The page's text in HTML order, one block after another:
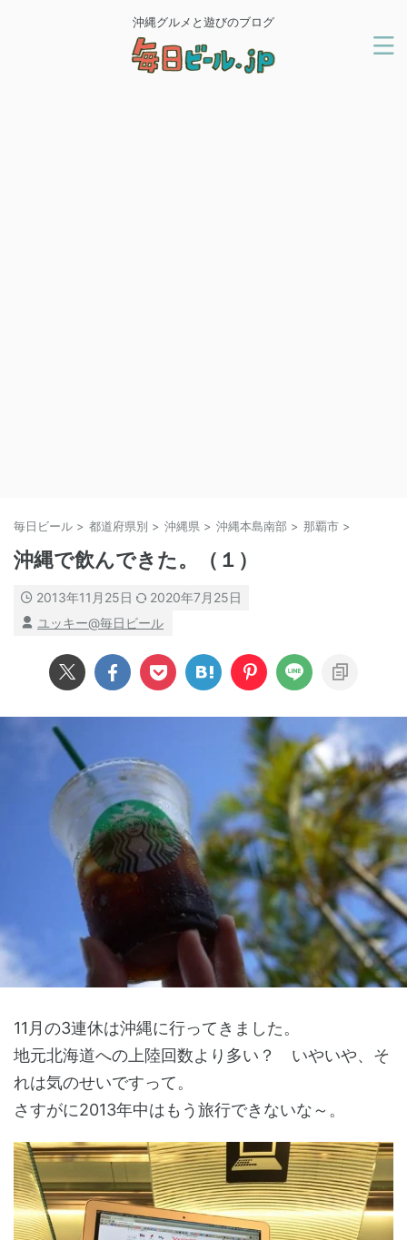
沖縄グルメと遊びのブログ
毎日ビール > 都道府県別 > 沖縄県 > 沖縄本島南部 > 那覇市 >
沖縄で飲んできた。（１）
2013年11月25日
2020年7月25日
ユッキー@毎日ビール
11月の3連休は沖縄に行ってきました。
地元北海道への上陸回数より多い？ いやいや、そ
れは気のせいですって。
さすがに2013年中はもう旅行できないな～。